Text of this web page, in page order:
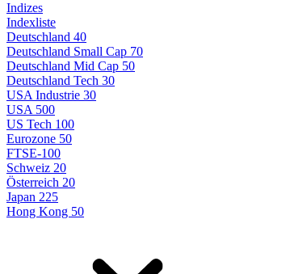
Indizes
Indexliste
Deutschland 40
Deutschland Small Cap 70
Deutschland Mid Cap 50
Deutschland Tech 30
USA Industrie 30
USA 500
US Tech 100
Eurozone 50
FTSE-100
Schweiz 20
Österreich 20
Japan 225
Hong Kong 50